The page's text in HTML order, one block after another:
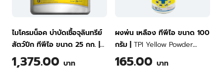
ไมโครมน็อค บำบัดเชื้อจุลินทรีย์
สัตว์ปีก ทีพีไอ ขนาด 25 กก.
TPI Microme knox - Anti
Microorganisms (For
1,375.00 บาท
ผงพ่น เหลือง ทีพีไอ ขนาด 100
กรัม
TPI Yellow Powder
(Antibacterial Substance for
Livestock) 100 Gram
165.00 บาท